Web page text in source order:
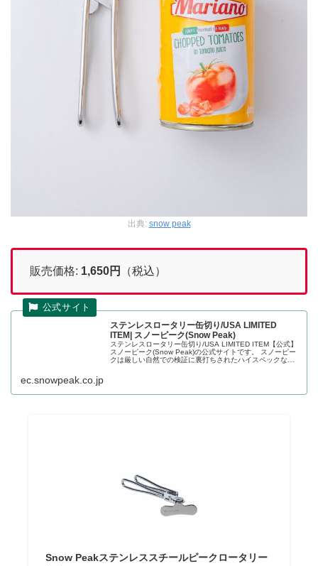
出典: snow peak
販売価格: 1,650円 （税込）
ステンレスロータリー缶切り/USA LIMITED
ITEM| スノーピーク(Snow Peak)
ステンレスロータリー缶切り/USA LIMITED ITEM【公式】
スノーピーク(Snow Peak)の公式サイトです。 スノーピー
クは厳しい自然での検証に裏打ちされたハイスペックな製
ec.snowpeak.co.jp
Snow Peakステンレススチールピークロータリー